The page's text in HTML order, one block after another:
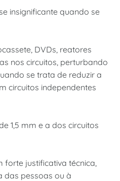
insignificante quando se
DVDs, reatores
nos circuitos, perturbando
se trata de reduzir a
circuitos independentes
1,5 mm e a dos circuitos
justificativa técnica,
das pessoas ou à